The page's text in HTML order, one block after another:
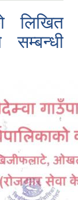
लिखित
सम्बन्धी